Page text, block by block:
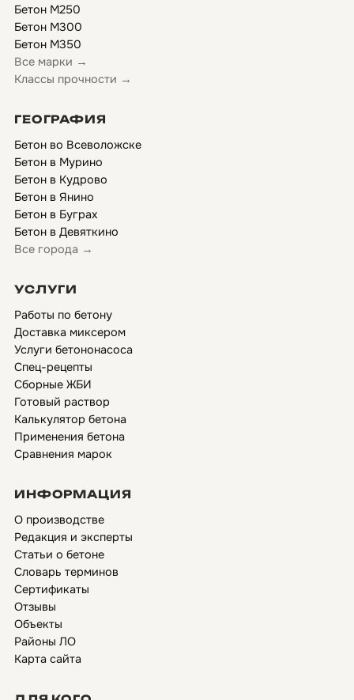
Бетон М250
Бетон М300
Бетон М350
Все марки →
Классы прочности →
ГЕОГРАФИЯ
Бетон во Всеволожске
Бетон в Мурино
Бетон в Кудрово
Бетон в Янино
Бетон в Буграх
Бетон в Девяткино
Все города →
УСЛУГИ
Работы по бетону
Доставка миксером
Услуги бетононасоса
Спец-рецепты
Сборные ЖБИ
Готовый раствор
Калькулятор бетона
Применения бетона
Сравнения марок
ИНФОРМАЦИЯ
О производстве
Редакция и эксперты
Статьи о бетоне
Словарь терминов
Сертификаты
Отзывы
Объекты
Районы ЛО
Карта сайта